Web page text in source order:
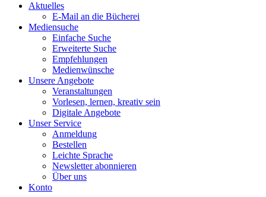
Aktuelles
E-Mail an die Bücherei
Mediensuche
Einfache Suche
Erweiterte Suche
Empfehlungen
Medienwünsche
Unsere Angebote
Veranstaltungen
Vorlesen, lernen, kreativ sein
Digitale Angebote
Unser Service
Anmeldung
Bestellen
Leichte Sprache
Newsletter abonnieren
Über uns
Konto